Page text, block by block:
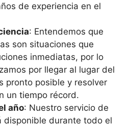
de experiencia en el
: Entendemos que
son situaciones que
inmediatas, por lo
por llegar al lugar del
pronto posible y resolver
un tiempo récord.
año: Nuestro servicio de
disponible durante todo el